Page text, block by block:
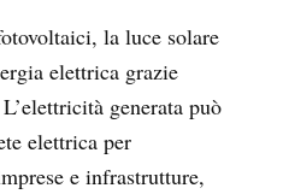
la luce solare
elettrica grazie
generata può
elettrica per
e infrastrutture,